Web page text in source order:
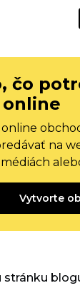
čo
na
Vytvorte
stránku